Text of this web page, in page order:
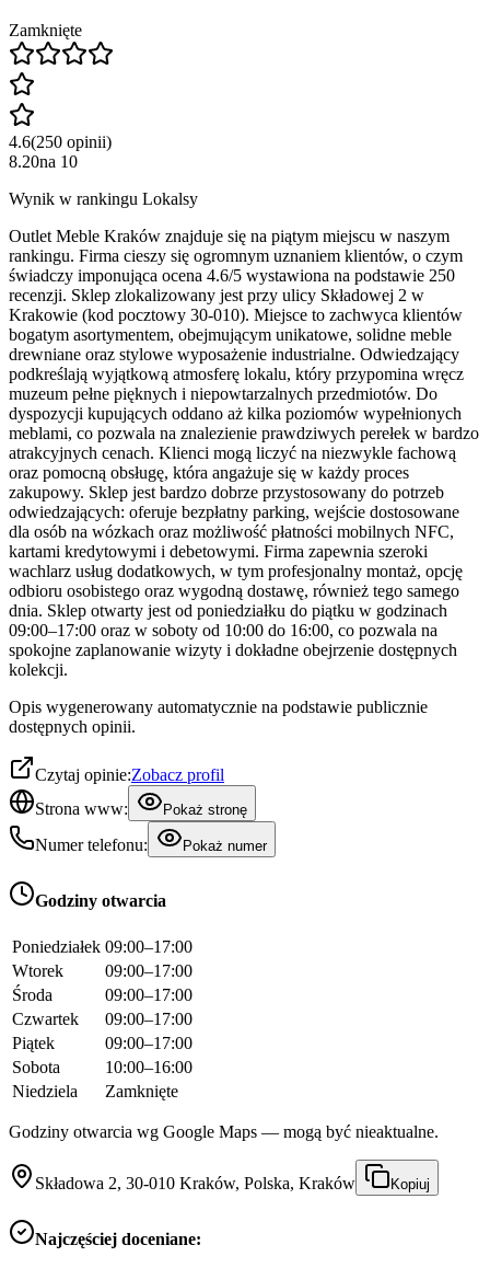
Zamknięte
4.6(250 opinii)
8.20na 10
Wynik w rankingu Lokalsy
Outlet Meble Kraków znajduje się na piątym miejscu w naszym
rankingu. Firma cieszy się ogromnym uznaniem klientów, o czym
świadczy imponująca ocena 4.6/5 wystawiona na podstawie 250
recenzji. Sklep zlokalizowany jest przy ulicy Składowej 2 w
Krakowie (kod pocztowy 30-010). Miejsce to zachwyca klientów
bogatym asortymentem, obejmującym unikatowe, solidne meble
drewniane oraz stylowe wyposażenie industrialne. Odwiedzający
podkreślają wyjątkową atmosferę lokalu, który przypomina wręcz
muzeum pełne pięknych i niepowtarzalnych przedmiotów. Do
dyspozycji kupujących oddano aż kilka poziomów wypełnionych
meblami, co pozwala na znalezienie prawdziwych perełek w bardzo
atrakcyjnych cenach. Klienci mogą liczyć na niezwykle fachową
oraz pomocną obsługę, która angażuje się w każdy proces
zakupowy. Sklep jest bardzo dobrze przystosowany do potrzeb
odwiedzających: oferuje bezpłatny parking, wejście dostosowane
dla osób na wózkach oraz możliwość płatności mobilnych NFC,
kartami kredytowymi i debetowymi. Firma zapewnia szeroki
wachlarz usług dodatkowych, w tym profesjonalny montaż, opcję
odbioru osobistego oraz wygodną dostawę, również tego samego
dnia. Sklep otwarty jest od poniedziałku do piątku w godzinach
09:00–17:00 oraz w soboty od 10:00 do 16:00, co pozwala na
spokojne zaplanowanie wizyty i dokładne obejrzenie dostępnych
kolekcji.
Opis wygenerowany automatycznie na podstawie publicznie
dostępnych opinii.
Czytaj opinie:Zobacz profil
Strona www:
Pokaż stronę
Numer telefonu: Pokaż numer
Godziny otwarcia
Poniedziałek 09:00–17:00
Wtorek
09:00–17:00
Środa
09:00–17:00
Czwartek
09:00–17:00
Piątek
09:00–17:00
Sobota
10:00–16:00
Niedziela
Zamknięte
Godziny otwarcia wg Google Maps — mogą być nieaktualne.
Składowa 2, 30-010 Kraków, Polska, Kraków Kopiuj
Najczęściej doceniane: